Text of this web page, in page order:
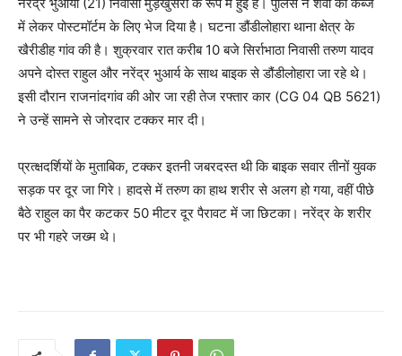
में लेकर पोस्टमॉर्टम के लिए भेज दिया है। घटना डौंडीलोहारा थाना क्षेत्र के
खैरीडीह गांव की है। शुक्रवार रात करीब 10 बजे सिर्राभाठा निवासी तरुण यादव
अपने दोस्त राहुल और नरेंद्र भुआर्य के साथ बाइक से डौंडीलोहारा जा रहे थे।
इसी दौरान राजनांदगांव की ओर जा रही तेज रफ्तार कार (CG 04 QB 5621)
ने उन्हें सामने से जोरदार टक्कर मार दी।
प्रत्क्षदर्शियों के मुताबिक, टक्कर इतनी जबरदस्त थी कि बाइक सवार तीनों युवक
सड़क पर दूर जा गिरे। हादसे में तरुण का हाथ शरीर से अलग हो गया, वहीं पीछे
बैठे राहुल का पैर कटकर 50 मीटर दूर पैरावट में जा छिटका। नरेंद्र के शरीर
पर भी गहरे जख्म थे।